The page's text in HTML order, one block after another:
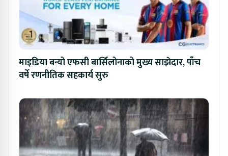
माइडिया बन्यो एफसी बार्सिलोनाको मुख्य साझेदार, पाँच
वर्षे रणनीतिक सहकार्य सुरु